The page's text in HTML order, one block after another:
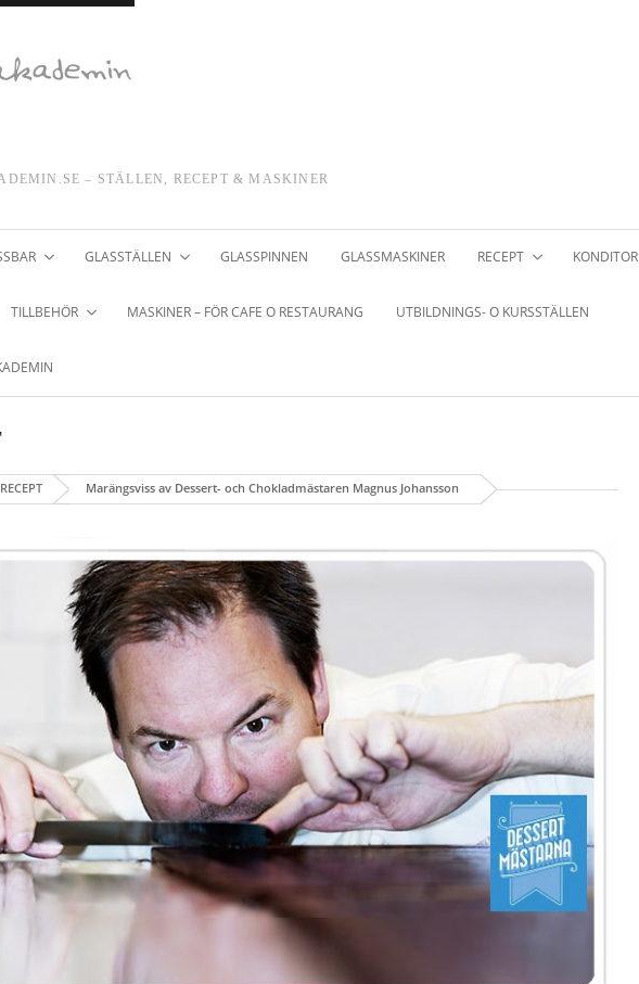
– STÄLLEN, RECEPT & MASKINER
GLASSTÄLLEN GLASSPINNEN GLASSMASKINER RECEPT KONDITOR
TILLBEHÖR MASKINER – FÖR CAFE O RESTAURANG UTBILDNINGS- O KURSSTÄLLEN
RECEPT Marängsviss av Dessert- och Chokladmästaren Magnus Johansson